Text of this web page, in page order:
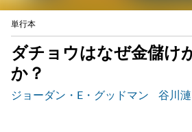
単行本
ダチョウはなぜ金儲け
か？
ジョーダン・E・グッドマン 谷川漣